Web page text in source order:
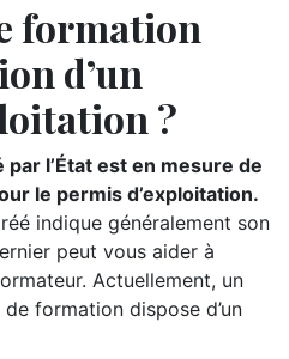
formation
d’un
?
l’État est en mesure de
le permis d’exploitation.
indique généralement son
peut vous aider à
Actuellement, un
formation dispose d’un